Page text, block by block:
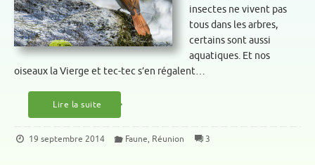
insectes ne vivent pas
tous dans les arbres,
certains sont aussi
aquatiques. Et nos
oiseaux la Vierge et tec-tec s’en régalent…
Lire la suite
19 septembre 2014 Faune, Réunion 3